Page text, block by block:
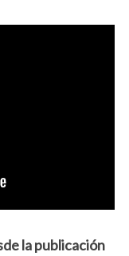
la publicación